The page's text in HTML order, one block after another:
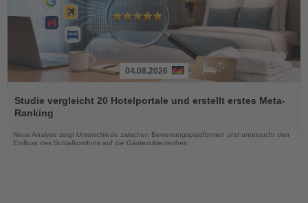
Sie
die
Nachrichten
04.08.2026
Studie vergleicht 20 Hotelportale und erstellt erstes Meta-
Ranking
Neue Analyse zeigt Unterschiede zwischen Bewertungsplattformen und untersucht den
Einfluss des Schlafkomforts auf die Gästezufriedenheit